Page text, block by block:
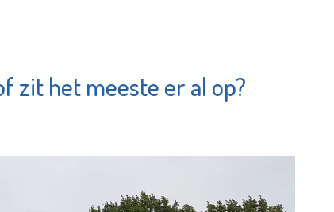
zit het meeste er al op?
Praktijk
de pagina
Shell Energy and
Chemicals Park
Bekijk de pagina